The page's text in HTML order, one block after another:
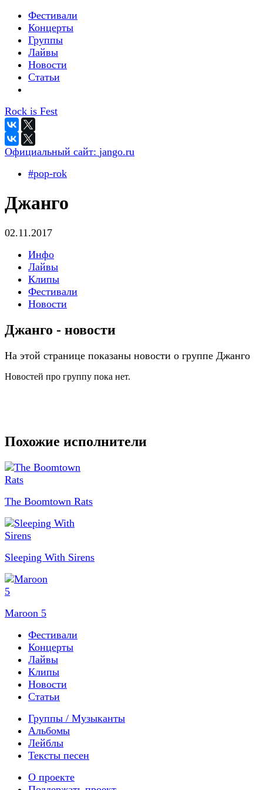
Фестивали
Концерты
Группы
Лайвы
Новости
Статьи
Rock is Fest
Официальный сайт: jango.ru
#pop-rok
Джанго
02.11.2017
Инфо
Лайвы
Клипы
Фестивали
Новости
Джанго - новости
На этой странице показаны новости о группе Джанго
Новостей про группу пока нет.
Похожие исполнители
The Boomtown Rats
Sleeping With Sirens
Maroon 5
Фестивали
Концерты
Лайвы
Клипы
Новости
Статьи
Группы / Музыканты
Альбомы
Лейблы
Тексты песен
О проекте